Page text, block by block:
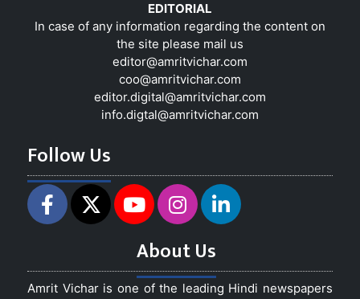
EDITORIAL
In case of any information regarding the content on
the site please mail us
editor@amritvichar.com
coo@amritvichar.com
editor.digital@amritvichar.com
info.digtal@amritvichar.com
Follow Us
About Us
Amrit Vichar is one of the leading Hindi newspapers